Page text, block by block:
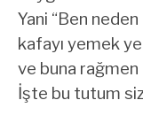
Yani “Ben
kafayı yemek
ve buna
İşte bu tutum